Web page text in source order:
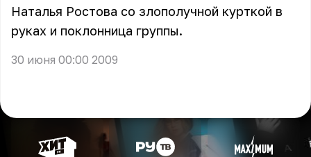
Наталья Ростова со злополучной курткой в
руках и поклонница группы.
30 июня 00:00 2009